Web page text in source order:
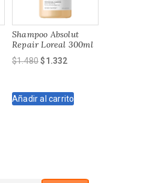
Shampoo Absolut
Repair Loreal 300ml
$1.480El
era:
$1.332
es:
Añadir al carrito